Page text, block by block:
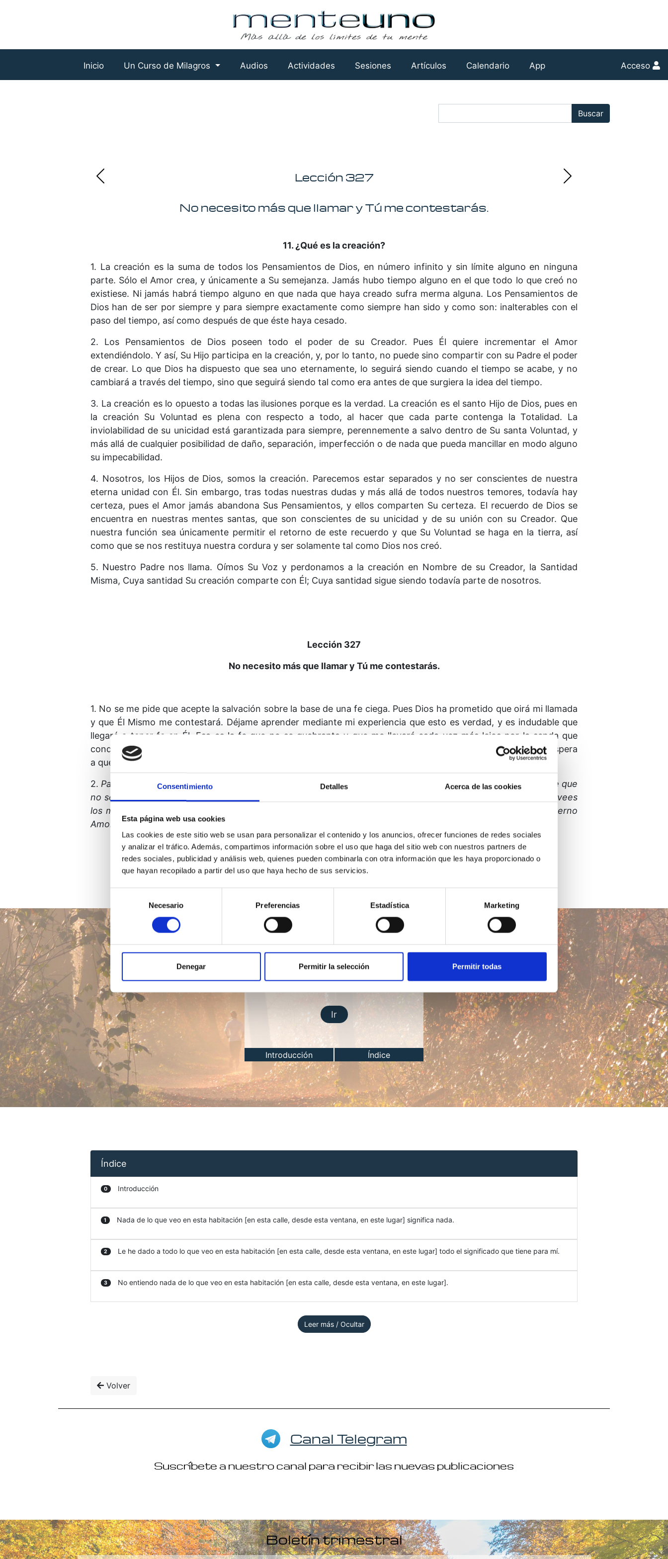
Consentimiento Detalles Acerca de las cookies
Esta página web usa cookies
Las cookies de este sitio web se usan para personalizar el contenido y los anuncios, ofrecer funciones de redes sociales
y analizar el tráfico. Además, compartimos información sobre el uso que haga del sitio web con nuestros partners de
redes sociales, publicidad y análisis web, quienes pueden combinarla con otra información que les haya proporcionado o
que hayan recopilado a partir del uso que haya hecho de sus servicios.
consentimiento
Necesario Preferencias Estadística Marketing
Denegar Permitir la selección Permitir todas
Inicio Un Curso de Milagros Audios Actividades Sesiones Artículos Calendario App Acceso
Buscar:
Buscar
Lección 327
No necesito más que llamar y Tú me contestarás.
11. ¿Qué es la creación?
1. La creación es la suma de todos los Pensamientos de Dios, en número infinito y sin límite alguno en ninguna
parte. Sólo el Amor crea, y únicamente a Su semejanza. Jamás hubo tiempo alguno en el que todo lo que creó no
existiese. Ni jamás habrá tiempo alguno en que nada que haya creado sufra merma alguna. Los Pensamientos de
Dios han de ser por siempre y para siempre exactamente como siempre han sido y como son: inalterables con el
paso del tiempo, así como después de que éste haya cesado.
2. Los Pensamientos de Dios poseen todo el poder de su Creador. Pues Él quiere incrementar el Amor
extendiéndolo. Y así, Su Hijo participa en la creación, y, por lo tanto, no puede sino compartir con su Padre el poder
de crear. Lo que Dios ha dispuesto que sea uno eternamente, lo seguirá siendo cuando el tiempo se acabe, y no
cambiará a través del tiempo, sino que seguirá siendo tal como era antes de que surgiera la idea del tiempo.
3. La creación es lo opuesto a todas las ilusiones porque es la verdad. La creación es el santo Hijo de Dios, pues en
la creación Su Voluntad es plena con respecto a todo, al hacer que cada parte contenga la Totalidad. La
inviolabilidad de su unicidad está garantizada para siempre, perennemente a salvo dentro de Su santa Voluntad, y
más allá de cualquier posibilidad de daño, separación, imperfección o de nada que pueda mancillar en modo alguno
su impecabilidad.
4. Nosotros, los Hijos de Dios, somos la creación. Parecemos estar separados y no ser conscientes de nuestra
eterna unidad con Él. Sin embargo, tras todas nuestras dudas y más allá de todos nuestros temores, todavía hay
certeza, pues el Amor jamás abandona Sus Pensamientos, y ellos comparten Su certeza. El recuerdo de Dios se
encuentra en nuestras mentes santas, que son conscientes de su unicidad y de su unión con su Creador. Que
nuestra función sea únicamente permitir el retorno de este recuerdo y que Su Voluntad se haga en la tierra, así
como que se nos restituya nuestra cordura y ser solamente tal como Dios nos creó.
5. Nuestro Padre nos llama. Oímos Su Voz y perdonamos a la creación en Nombre de su Creador, la Santidad
Misma, Cuya santidad Su creación comparte con Él; Cuya santidad sigue siendo todavía parte de nosotros.
Lección 327
No necesito más que llamar y Tú me contestarás.
1. No se me pide que acepte la salvación sobre la base de una fe ciega. Pues Dios ha prometido que oirá mi llamada
y que Él Mismo me contestará. Déjame aprender mediante mi experien­cia que esto es verdad, y es indudable que
llegaré a tener fe en Él. Esa es la fe que no se quebranta y que me llevará cada vez más lejos por la senda que
conduce hasta Él. Pues así estaré seguro de que Él no me ha abandonado, de que aún me ama y de que sólo espera
a que yo lo llame para proporcionarme toda la ayuda que necesite para poder llegar a Él.
2. Padre, te doy las gracias porque sólo con que ponga a prueba Tus promesas jamás tendré la experiencia de que
no se cumplen. Permíta­seme, por lo tanto, ponerlas a prueba en vez de juzgarlas.
Tú provees
los medios a través de los cuales arriba la convic­ción, haciendo así que por fin estemos seguros de Tu eterno
Amor.
Lección del día
Ir
Introducción Índice
Índice
0 Introducción
1 Nada de lo que veo en esta habitación [en esta calle, desde esta ventana, en este lugar] significa nada.
2 Le he dado a todo lo que veo en esta habitación [en esta calle, desde esta ventana, en este lugar] todo el significado que tiene para mí.
3 No entiendo nada de lo que veo en esta habitación [en esta calle, desde esta ventana, en este lugar].
Leer más / Ocultar
Volver
Canal Telegram
Suscríbete a nuestro canal para recibir las nuevas publicaciones
Boletín trimestral